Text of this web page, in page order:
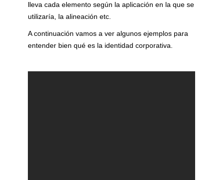
lleva cada elemento según la aplicación en la que se
utilizaría, la alineación etc.
A continuación vamos a ver algunos ejemplos para
entender bien qué es la identidad corporativa.